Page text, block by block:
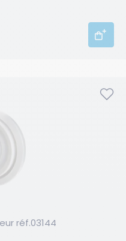
réf.03144